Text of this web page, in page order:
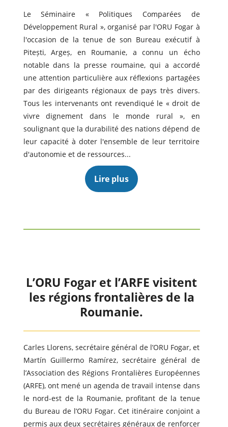
Le Séminaire « Politiques Comparées de
Développement Rural », organisé par l'ORU Fogar à
l'occasion de la tenue de son Bureau exécutif à
Pitești, Argeș, en Roumanie, a connu un écho
notable dans la presse roumaine, qui a accordé
une attention particulière aux réflexions partagées
par des dirigeants régionaux de pays très divers.
Tous les intervenants ont revendiqué le « droit de
vivre dignement dans le monde rural », en
soulignant que la durabilité des nations dépend de
leur capacité à doter l'ensemble de leur territoire
d'autonomie et de ressources...
Lire plus
L’ORU Fogar et l’ARFE visitent
les régions frontalières de la
Roumanie.
Carles Llorens, secrétaire général de l’ORU Fogar, et
Martín Guillermo Ramírez, secrétaire général de
l’Association des Régions Frontalières Européennes
(ARFE), ont mené un agenda de travail intense dans
le nord-est de la Roumanie, profitant de la tenue
du Bureau de l’ORU Fogar. Cet itinéraire conjoint a
permis aux deux secrétaires généraux de renforcer